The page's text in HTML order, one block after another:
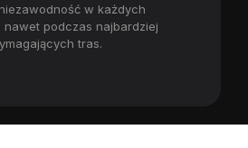
w każdych
podczas najbardziej
tras.